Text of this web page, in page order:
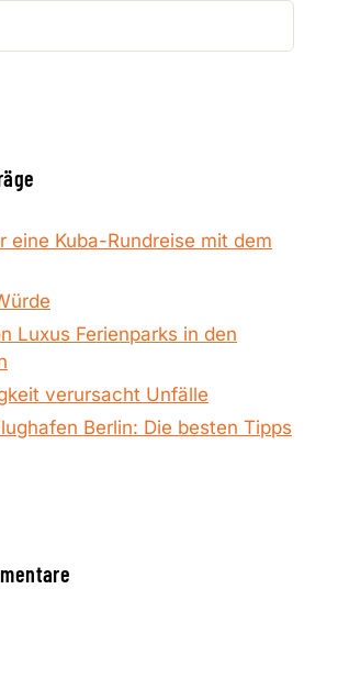
eine Kuba-Rundreise mit dem
Luxus Ferienparks in den
verursacht Unfälle
Berlin: Die besten Tipps